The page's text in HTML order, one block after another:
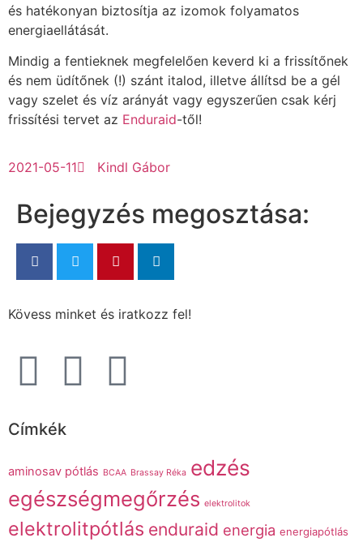
és hatékonyan biztosítja az izomok folyamatos
energiaellátását.
Mindig a fentieknek megfelelően keverd ki a frissítőnek
és nem üdítőnek (!) szánt italod, illetve állítsd be a gél
vagy szelet és víz arányát vagy egyszerűen csak kérj
frissítési tervet az Enduraid-től!
2021-05-11 Kindl Gábor
Bejegyzés megosztása:
Kövess minket és iratkozz fel!
Címkék
aminosav pótlás BCAA Brassay Réka edzés
egészségmegőrzés elektrolitok
elektrolitpótlás enduraid energia energiapótlás